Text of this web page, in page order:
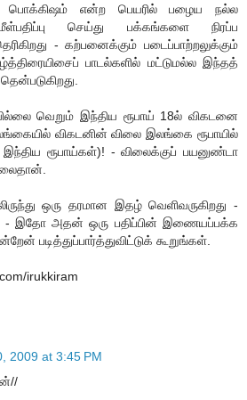
என்ற பெயரில் பழைய நல்ல
செய்து பக்கங்களை நிரப்ப
- கற்பனைக்கும் படைப்பாற்றலுக்கும்
பாடல்களில் மட்டுமல்ல இந்தத்
வெறும் இந்திய ரூபாய் 18ல் விகடனை
விகடனின் விலை இலங்கை ரூபாயில்
ரூபாய்கள்)! - விலைக்குப் பயனுண்டா
ஒரு தரமான இதழ் வெளிவருகிறது -
- இதோ அதன் ஒரு பதிப்பின் இணையப்பக்க
படித்துப்பார்த்துவிட்டுக் கூறுங்கள்.
irukkiram
2009 at 3:45 PM